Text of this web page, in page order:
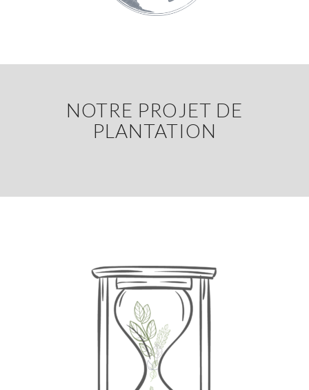
NOTRE PROJET DE
PLANTATION